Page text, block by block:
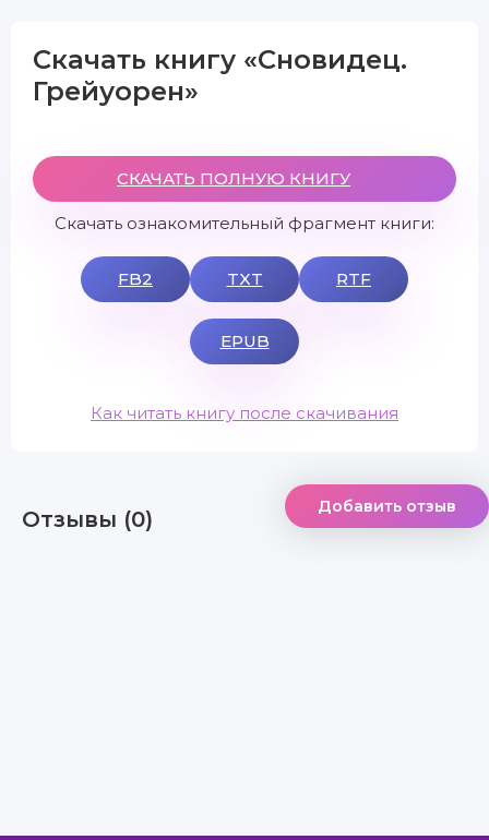
Скачать книгу «Сновидец.
Грейуорен»
СКАЧАТЬ ПОЛНУЮ КНИГУ
Скачать ознакомительный фрагмент книги:
FB2 TXT RTF
EPUB
Как читать книгу после скачивания
Отзывы (0) Добавить отзыв